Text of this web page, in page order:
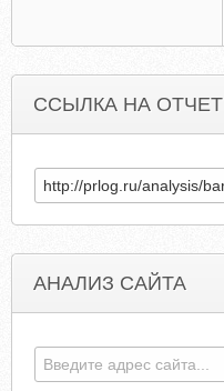
ССЫЛКА НА ОТЧЕТ
АНАЛИЗ САЙТА